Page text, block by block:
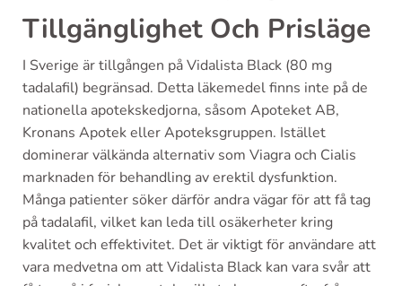
Tillgänglighet Och Prisläge
I Sverige är tillgången på Vidalista Black (80 mg
tadalafil) begränsad. Detta läkemedel finns inte på de
nationella apotekskedjorna, såsom Apoteket AB,
Kronans Apotek eller Apoteksgruppen. Istället
dominerar välkända alternativ som Viagra och Cialis
marknaden för behandling av erektil dysfunktion.
Många patienter söker därför andra vägar för att få tag
på tadalafil, vilket kan leda till osäkerheter kring
kvalitet och effektivitet. Det är viktigt för användare att
vara medvetna om att Vidalista Black kan vara svår att